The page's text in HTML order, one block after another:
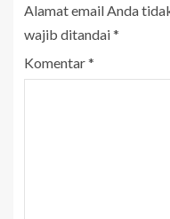
Alamat email Anda
wajib ditandai*
Komentar*